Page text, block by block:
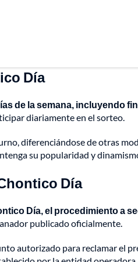
Día
de la semana, incluyendo
diariamente en el sorteo.
diferenciándose de otras
su popularidad y
Día
Día, el procedimiento a
publicado oficialmente.
autorizado para reclamar el